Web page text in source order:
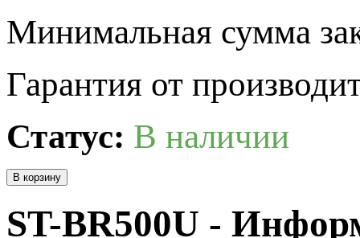
Минимальная сумма
Гарантия от
Статус: В наличии
ST-BR500U -